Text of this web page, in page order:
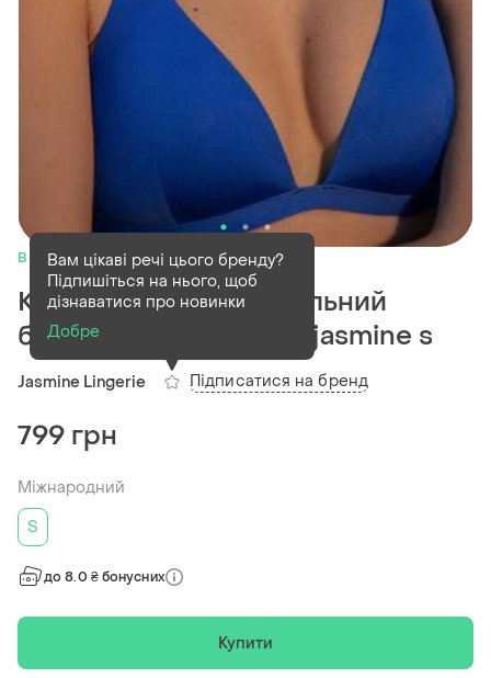
В наявності1 шт
Класичний синій купальний
бюстгальтер 6328 від jasmine s
Jasmine Lingerie
Вам цікаві речі цього бренду?
Підпишіться на нього, щоб
дізнаватися про новинки
Добре
Підписатися на бренд
799 грн
Міжнародний
S
до 8.0 ₴ бонусних
Купити